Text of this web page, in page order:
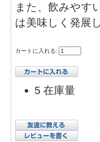
また、飲みやす
は美味しく発展
カートに入れる:
5 在庫量